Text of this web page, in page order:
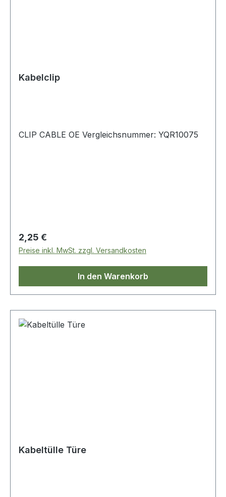
Kabelclip
CLIP CABLE OE Vergleichsnummer: YQR10075
Regulärer Preis:
2,25 €
Preise inkl. MwSt. zzgl. Versandkosten
In den Warenkorb
Kabeltülle Türe